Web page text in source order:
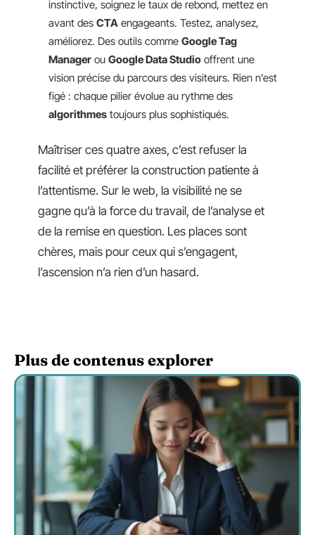
instinctive, soignez le taux de rebond, mettez en
avant des CTA engageants. Testez, analysez,
améliorez. Des outils comme Google Tag
Manager ou Google Data Studio offrent une
vision précise du parcours des visiteurs. Rien n’est
figé : chaque pilier évolue au rythme des
algorithmes toujours plus sophistiqués.
Maîtriser ces quatre axes, c’est refuser la
facilité et préférer la construction patiente à
l’attentisme. Sur le web, la visibilité ne se
gagne qu’à la force du travail, de l’analyse et
de la remise en question. Les places sont
chères, mais pour ceux qui s’engagent,
l’ascension n’a rien d’un hasard.
Plus de contenus explorer